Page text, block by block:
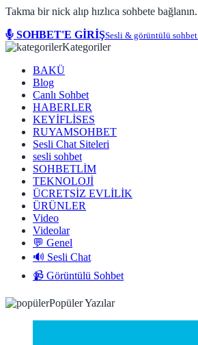
Takma bir nick alıp hızlıca sohbete bağlanın.
SOHBET'E GİRİŞSesli & görüntülü sohbet
Kategoriler
BAKÜ
Blog
Canlı Sohbet
HABERLER
KEYİFLİSES
RUYAMSOHBET
Sesli Chat Siteleri
sesli sohbet
SOHBETLİM
TEKNOLOJİ
ÜCRETSİZ EVLİLİK
ÜRÜNLER
Video
Videolar
💬 Genel
🔊 Sesli Chat
📹 Görüntülü Sohbet
Popüler Yazılar